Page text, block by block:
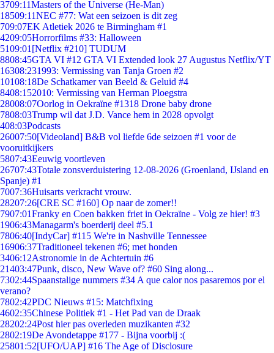
3709:11Masters of the Universe (He-Man)
18509:11NEC #77: Wat een seizoen is dit zeg
709:07EK Atletiek 2026 te Birmingham #1
4209:05Horrorfilms #33: Halloween
5109:01 [Netflix #210] TUDUM
8808:45GTA VI #12 GTA VI Extended look 27 Augustus Netflix/YT
16308:231993: Vermissing van Tanja Groen #2
10108:18De Schatkamer van Beeld & Geluid #4
8408:152010: Vermissing van Herman Ploegstra
28008:07Oorlog in Oekraïne #1318 Drone baby drone
7808:03Trump wil dat J.D. Vance hem in 2028 opvolgt
408:03Podcasts
26007:50[Videoland] B&B vol liefde 6de seizoen #1 voor de
vooruitkijkers
5807:43Eeuwig voortleven
26707:43Totale zonsverduistering 12-08-2026 (Groenland, IJsland en
Spanje) #1
7007:36Huisarts verkracht vrouw.
28207:26[CRE SC #160] Op naar de zomer!!
7907:01Franky en Coen bakken friet in Oekraïne - Volg ze hier! #3
1906:43Managarm's boerderij deel #5.1
7806:40[IndyCar] #115 We're in Nashville Tennessee
16906:37Traditioneel tekenen #6; met honden
3406:12Astronomie in de Achtertuin #6
21403:47Punk, disco, New Wave of? #60 Sing along...
7302:44Spaanstalige nummers #34 A que calor nos pasaremos por el
verano?
7802:42PDC Nieuws #15: Matchfixing
4602:35Chinese Politiek #1 - Het Pad van de Draak
28202:24Post hier pas overleden muzikanten #32
2802:19De Avondetappe #177 - Bijna voorbij :(
25801:52[UFO/UAP] #16 The Age of Disclosure